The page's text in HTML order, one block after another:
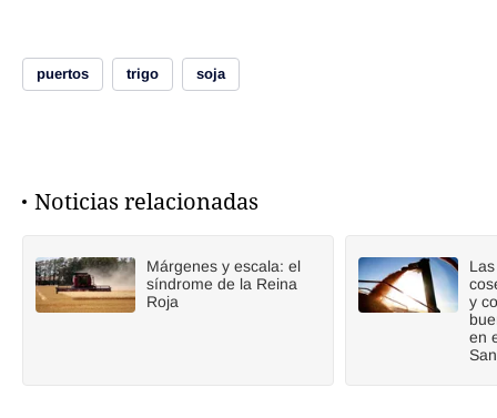
puertos trigo soja
Noticias relacionadas
Márgenes y escala: el
síndrome de la Reina
Roja
y
en